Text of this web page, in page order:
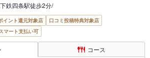
鉄四条駅徒歩2分/
イント還元対象店
口コミ投稿特典対象店
マート支払い可
コース